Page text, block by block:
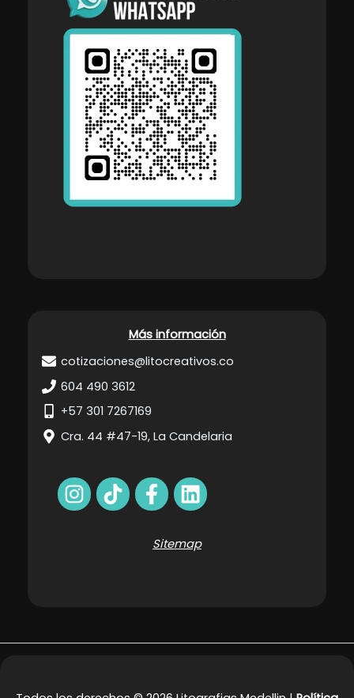
Más información
cotizaciones@litocreativos.co
604 490 3612
+57 301 7267169
Cra. 44 #47-19, La Candelaria
Sitemap